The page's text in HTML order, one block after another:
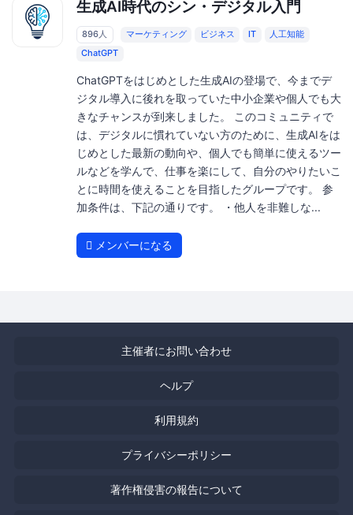
生成AI時代のシン・デジタル入門
896人 マーケティング ビジネス IT
人工知能
ChatGPT
ChatGPTをはじめとした生成AIの登場で、今までデ
ジタル導入に後れを取っていた中小企業や個人でも大
きなチャンスが到来しました。 このコミュニティで
は、デジタルに慣れていない方のために、生成AIをは
じめとした最新の動向や、個人でも簡単に使えるツー
ルなどを学んで、仕事を楽にして、自分のやりたいこ
とに時間を使えることを目指したグループです。 参
加条件は、下記の通りです。 ・他人を非難しな...
メンバーになる
主催者にお問い合わせ
ヘルプ
利用規約
プライバシーポリシー
著作権侵害の報告について